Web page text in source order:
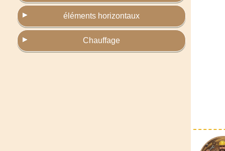
éléments horizontaux
Chauffage